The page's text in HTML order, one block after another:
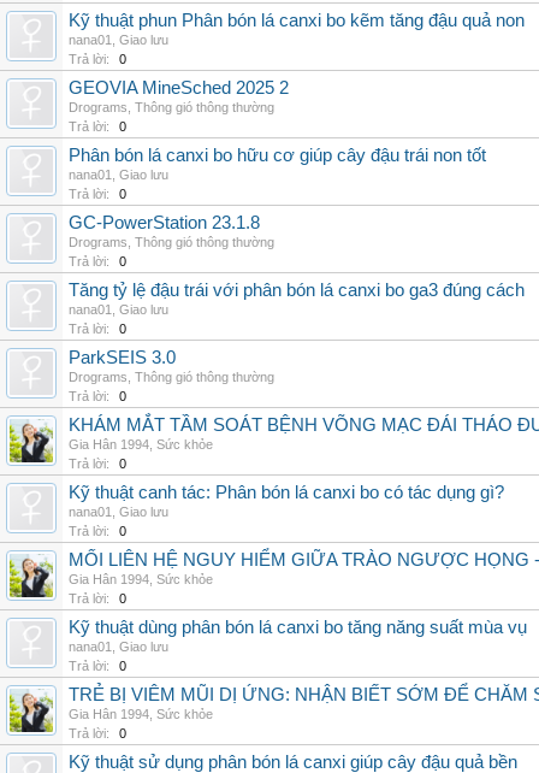
Kỹ thuật phun Phân bón lá canxi bo kẽm tăng đậu quả non
nana01
Giao lưu
Trả lời:
0
GEOVIA MineSched 2025 2
Drograms Thông gió thông thường
Trả lời:
0
Phân bón lá canxi bo hữu cơ giúp cây đậu trái non tốt
nana01
Giao lưu
Trả lời:
0
GC-PowerStation 23.1.8
Drograms Thông gió thông thường
Trả lời:
0
Tăng tỷ lệ đậu trái với phân bón lá canxi bo ga3 đúng cách
nana01
Giao lưu
Trả lời:
0
ParkSEIS 3.0
Drograms Thông gió thông thường
Trả lời:
0
KHÁM MẮT TẦM SOÁT BỆNH VÕNG MẠC ĐÁI THÁO
Gia Hân 1994 Sức khỏe
Trả lời:
0
Kỹ thuật canh tác: Phân bón lá canxi bo có tác dụng gì?
nana01
Giao lưu
Trả lời:
0
MỐI LIÊN HỆ NGUY HIỂM GIỮA TRÀO NGƯỢC
Gia Hân 1994 Sức khỏe
Trả lời:
0
Kỹ thuật dùng phân bón lá canxi bo tăng năng suất mùa vụ
nana01
Giao lưu
Trả lời:
0
TRẺ BỊ VIÊM MŨI DỊ ỨNG: NHẬN BIẾT SỚM ĐỂ CHĂM
Gia Hân 1994 Sức khỏe
Trả lời:
0
Kỹ thuật sử dụng phân bón lá canxi giúp cây đậu quả bền